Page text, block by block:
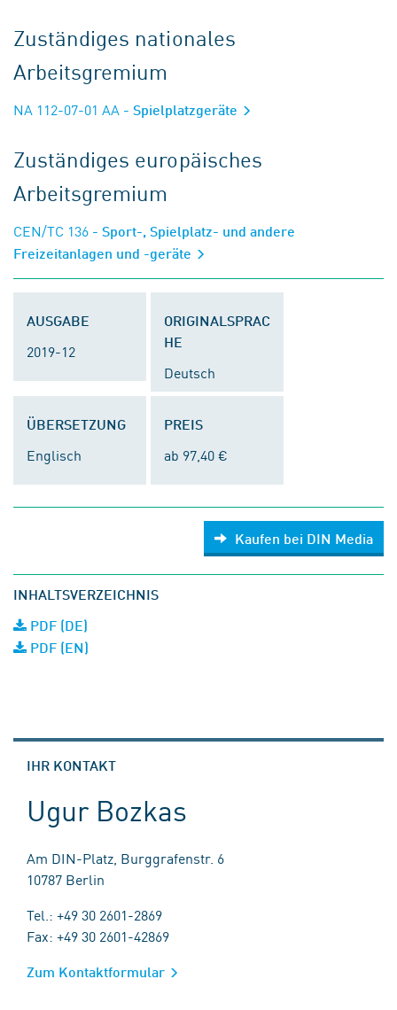
Zuständiges nationales
Arbeitsgremium
NA 112-07-01 AA - Spielplatzgeräte
Zuständiges europäisches
Arbeitsgremium
CEN/TC 136 - Sport-, Spielplatz- und andere
Freizeitanlagen und -geräte
AUSGABE
2019-12
ORIGINALSPRAC
HE
Deutsch
ÜBERSETZUNG
Englisch
PREIS
ab 97,40 €
Kaufen bei DIN Media
INHALTSVERZEICHNIS
PDF (DE)
PDF (EN)
IHR KONTAKT
Ugur Bozkas
Am DIN-Platz, Burggrafenstr. 6
10787 Berlin
Tel.: +49 30 2601-2869
Fax: +49 30 2601-42869
Zum Kontaktformular